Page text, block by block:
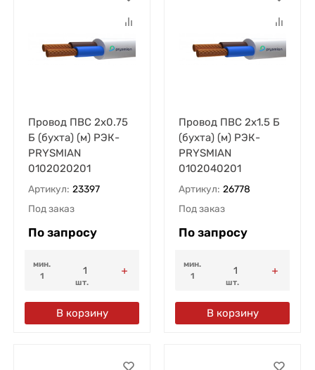
Провод ПВС 2х0.75
Б (бухта) (м) РЭК-
PRYSMIAN
0102020201
Артикул: 23397
Под заказ
По запросу
мин.
1
шт.
В корзину
Провод ПВС 2х1.5 Б
(бухта) (м) РЭК-
PRYSMIAN
0102040201
Артикул: 26778
Под заказ
По запросу
мин.
1
шт.
В корзину